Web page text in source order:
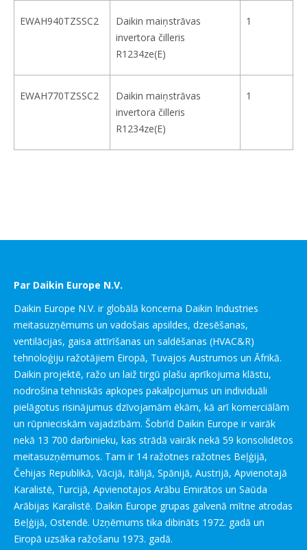
EWAH940TZSSC2
Daikin maiņstrāvas
invertora čilleris
R1234ze(E)
1
EWAH770TZSSC2
Daikin maiņstrāvas
invertora čilleris
R1234ze(E)
1
Par Daikin Europe N.V.
Daikin Europe N.V. ir globālā koncerna Daikin Industries
meitasuzņēmums un vadošais apsildes, dzesēšanas,
ventilācijas, gaisa attīrīšanas un saldēšanas (HVAC&R)
tehnoloģiju ražotājiem Eiropā, Tuvajos Austrumos un Āfrikā.
Daikin projektē, ražo un laiž tirgū plašu aprīkojuma klāstu,
nodrošina tehniskās apkopes pakalpojumus un individuāli
pielāgotus risinājumus dzīvojamām ēkām, kā arī komerciālām
un rūpnieciskām vajadzībām. Šobrīd Daikin Europe ir vairāk
nekā 13 700 darbinieku, kas strādā vairāk nekā 59 konsolidētos
meitasuzņēmumos. Tam ir 14 ražotnes ražotnes Beļģijā,
Čehijas Republikā, Vācijā, Itālijā, Spānijā, Austrijā, Apvienotajā
Karalistē, Turcijā, Apvienotajos Arābu Emirātos un Saūda
Arābijas Karalistē. Daikin Europe grupas galvenā mītne atrodas
Beļģijā, Ostendē. Uzņēmums tika dibināts 1972. gadā un
Eiropā uzsāka ražošanu 1973. gadā.